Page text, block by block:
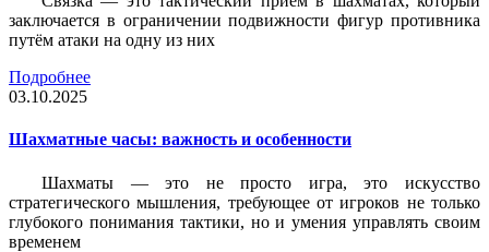
заключается в ограничении подвижности фигур противника
путём атаки на одну из них
Подробнее
03.10.2025
Шахматные часы: важность и особенности
Шахматы — это не просто игра, это искусство
стратегического мышления, требующее от игроков не только
глубокого понимания тактики, но и умения управлять своим
временем